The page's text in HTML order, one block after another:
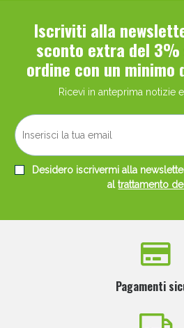
Iscriviti alla
sconto extra del
ordine con un minimo
Ricevi in anteprima notizie
Desidero iscrivermi alla
altrattamento
Pagamenti